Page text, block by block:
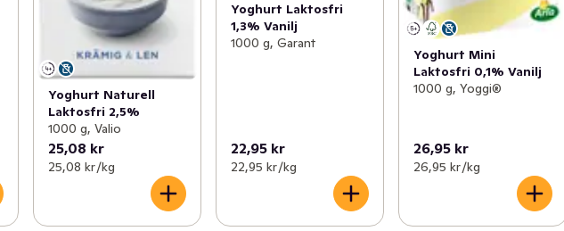
Yoghurt Naturell
Laktosfri 2,5%
1000 g, Valio
25,08 kr
25,08 kr /kg
Yoghurt Laktosfri
1,3% Vanilj
1000 g, Garant
22,95 kr
22,95 kr /kg
Yoghurt Mini
Laktosfri 0,1% Vanilj
1000 g, Yoggi®
26,95 kr
26,95 kr /kg